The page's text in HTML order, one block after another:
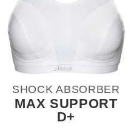
SHOCK ABSORBER
MAX SUPPORT
D+